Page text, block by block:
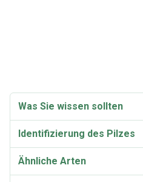
Was Sie wissen sollten
Identifizierung des Pilzes
Ähnliche Arten